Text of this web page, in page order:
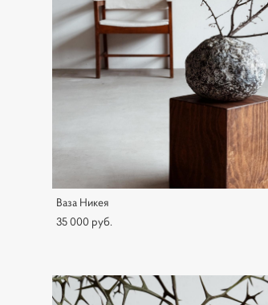
Ваза Никея
35 000 pуб.